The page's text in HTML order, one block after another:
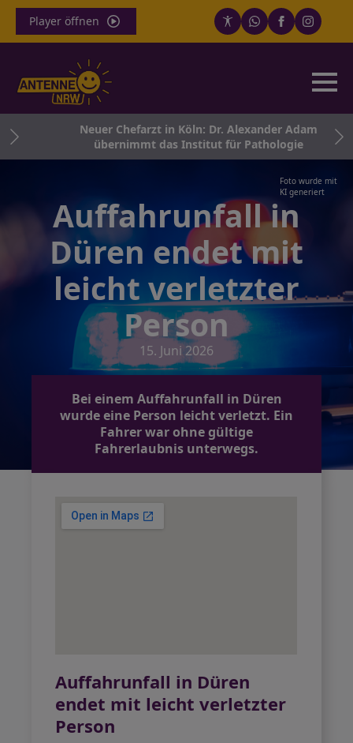
Player öffnen
Neuer Chefarzt in Köln: Dr. Alexander Adam
übernimmt das Institut für Pathologie
Foto wurde mit
KI generiert
Auffahrunfall in
Düren endet mit
leicht verletzter
Person
15. Juni 2026
Bei einem Auffahrunfall in Düren
wurde eine Person leicht verletzt. Ein
Fahrer war ohne gültige
Fahrerlaubnis unterwegs.
Auffahrunfall in Düren
endet mit leicht verletzter
Person